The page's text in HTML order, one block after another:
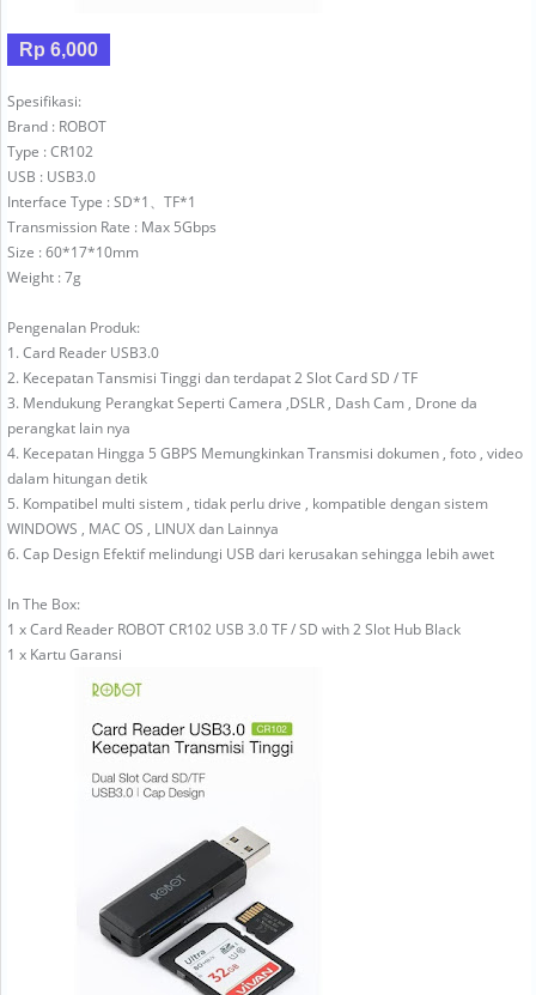
Rp 6,000
Spesifikasi:
Brand : ROBOT
Type : CR102
USB : USB3.0
Interface Type : SD*1、TF*1
Transmission Rate : Max 5Gbps
Size : 60*17*10mm
Weight : 7g
Pengenalan Produk:
1. Card Reader USB3.0
2. Kecepatan Tansmisi Tinggi dan terdapat 2 Slot Card SD / TF
3. Mendukung Perangkat Seperti Camera ,DSLR , Dash Cam , Drone da
perangkat lain nya
4. Kecepatan Hingga 5 GBPS Memungkinkan Transmisi dokumen , foto , video
dalam hitungan detik
5. Kompatibel multi sistem , tidak perlu drive , kompatible dengan sistem
WINDOWS , MAC OS , LINUX dan Lainnya
6. Cap Design Efektif melindungi USB dari kerusakan sehingga lebih awet
In The Box:
1 x Card Reader ROBOT CR102 USB 3.0 TF / SD with 2 Slot Hub Black
1 x Kartu Garansi